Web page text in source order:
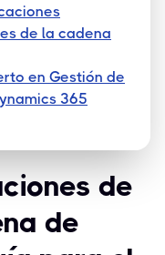
de la cadena
en Gestión de
365
de
de